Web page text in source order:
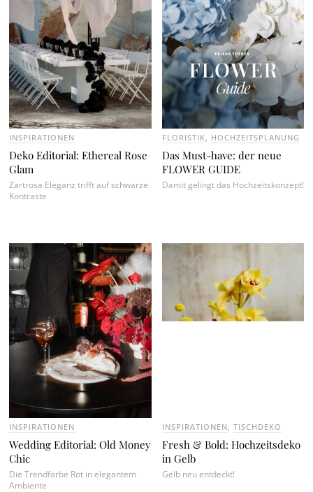
INSPIRATIONEN
Deko Editorial: Ethereal Rose
Glam
Zartrosa Eleganz trifft auf schwarze
Kontraste
FLORISTIK HOCHZEITSPLANUNG
Das Must-have: der neue
FLOWER GUIDE
Damit gelingt das Hochzeitskonzept!
INSPIRATIONEN
Wedding Editorial: Old Money
Chic
Die Trendfarbe Rot in elegantem
Ambiente
INSPIRATIONEN TISCHDEKO
Fresh & Bold: Hochzeitsdeko
in Gelb
Gelb neu entdeckt!